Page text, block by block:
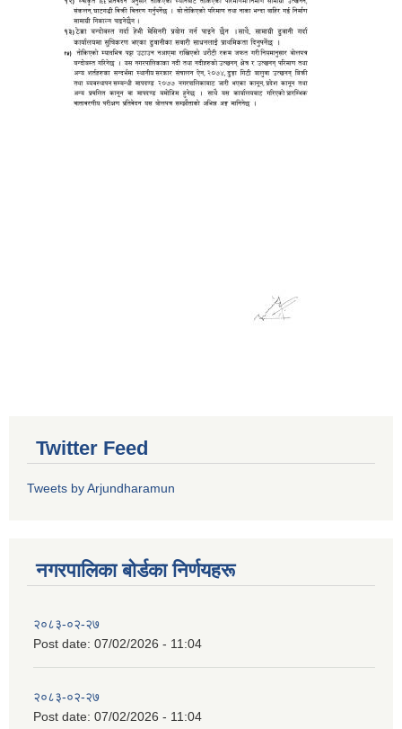
Twitter Feed
Tweets by Arjundharamun
नगरपालिका बाेर्डका निर्णयहरू
२०८३-०२-२७
Post date: 07/02/2026 - 11:04
२०८३-०२-२७
Post date: 07/02/2026 - 11:04